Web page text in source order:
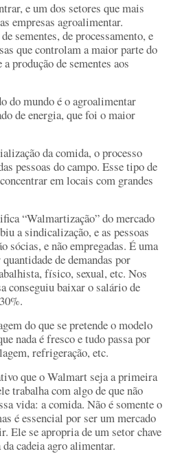
e um dos setores que mais
empresas agroalimentar.
sementes, de processamento, e
que controlam a maior parte do
produção de sementes aos
do mundo é o agroalimentar
de energia, que foi o maior
da comida, o processo
pessoas do campo. Esse tipo de
em locais com grandes
“Walmartização” do mercado
a sindicalização, e as pessoas
sócias, e não empregadas. É uma
de demandas por
físico, sexual, etc. Nos
conseguiu baixar o salário de
do que se pretende o modelo
nada é fresco e tudo passa por
refrigeração, etc.
que o Walmart seja a primeira
trabalha com algo de que não
vida: a comida. Não é somente o
é essencial por ser um mercado
Ele se apropria de um setor chave
cadeia agro alimentar.